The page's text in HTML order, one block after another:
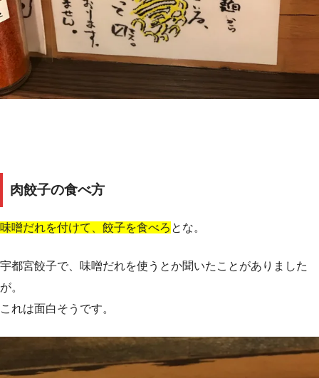
肉餃子の食べ方
味噌だれを付けて、餃子を食べろ とな。
宇都宮餃子で、味噌だれを使うとか聞いたことがありました
が。
これは面白そうです。